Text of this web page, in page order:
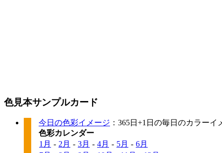
色見本サンプルカード
今日の色彩イメージ ：365日+1日の毎日のカラーイ
色彩カレンダー
1月 - 2月 - 3月 - 4月 - 5月 - 6月